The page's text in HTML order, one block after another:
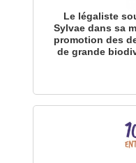
Le légaliste
Sylvae dans sa
promotion des
de grande